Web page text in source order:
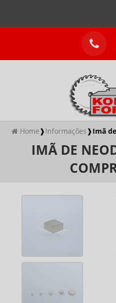
Home❱Informações❱Imã
IMÃ DE